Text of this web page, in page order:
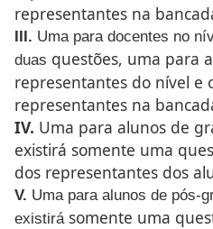
representantes na
III. Uma para docentes no
duas questões, uma para
representantes do nível e
representantes na
IV. Uma para alunos de
existirá somente uma
dos representantes dos
V. Uma para alunos de pós-
existirá somente uma